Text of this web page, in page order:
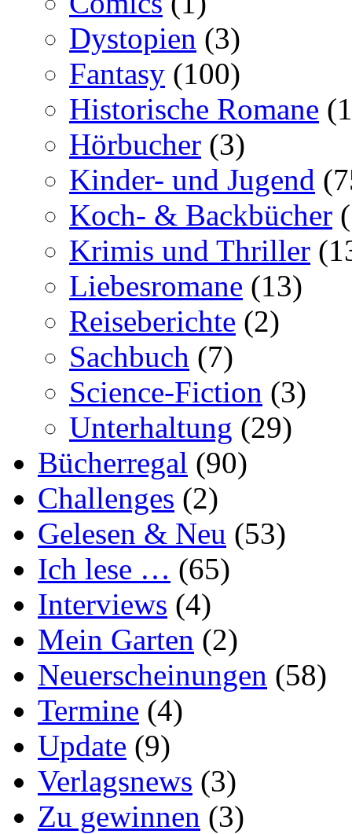
Dystopien (3)
Fantasy (100)
Historische Romane
Hörbucher (3)
Kinder- und Jugend
Koch- & Backbücher
Krimis und Thriller
Liebesromane (13)
Reiseberichte (2)
Sachbuch (7)
Science-Fiction (3)
Unterhaltung (29)
Bücherregal (90)
Challenges (2)
Gelesen & Neu (53)
Ich lese … (65)
Interviews (4)
Mein Garten (2)
Neuerscheinungen (58)
Termine (4)
Update (9)
Verlagsnews (3)
Zu gewinnen (3)